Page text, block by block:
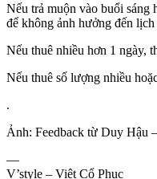
Nếu trả muộn vào buổi
để không ảnh hưởng đến
Nếu thuê nhiều hơn 1 ngày,
Nếu thuê số lượng nhiều
.
Ảnh: Feedback từ Duy Hậu
—
V’style – Việt Cổ Phục